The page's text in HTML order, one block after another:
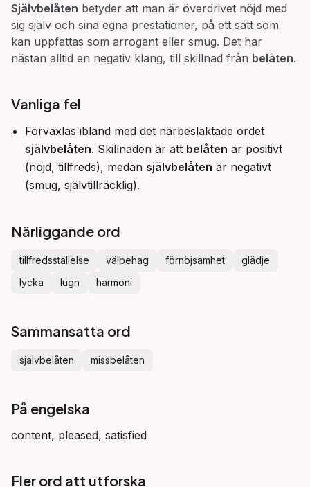
Självbelåten betyder att man är överdrivet nöjd med
sig själv och sina egna prestationer, på ett sätt som
kan uppfattas som arrogant eller smug. Det har
nästan alltid en negativ klang, till skillnad från belåten.
Vanliga fel
Förväxlas ibland med det närbesläktade ordet
självbelåten. Skillnaden är att belåten är positivt
(nöjd, tillfreds), medan självbelåten är negativt
(smug, självtillräcklig).
Närliggande ord
tillfredsställelse välbehag förnöjsamhet
glädje
lycka
lugn harmoni
Sammansatta ord
självbelåten missbelåten
På engelska
content, pleased, satisfied
Fler ord att utforska